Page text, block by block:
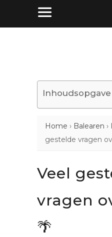
Inhoudsopgave
Home › Balearen ›
gestelde vragen
Veel
vragen
🌴